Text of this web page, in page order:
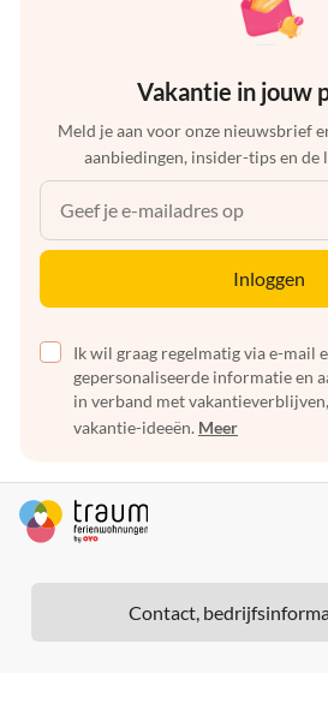
Vakantie in jouw
Meld je aan voor onze nieuwsbrief
aanbiedingen, insider-tips en de
Inloggen
Ik wil graag regelmatig via e-mail
gepersonaliseerde informatie en
in verband met
vakantie-ideeën. Meer
Contact,